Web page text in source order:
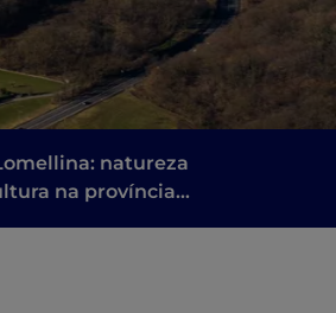
natureza
na província